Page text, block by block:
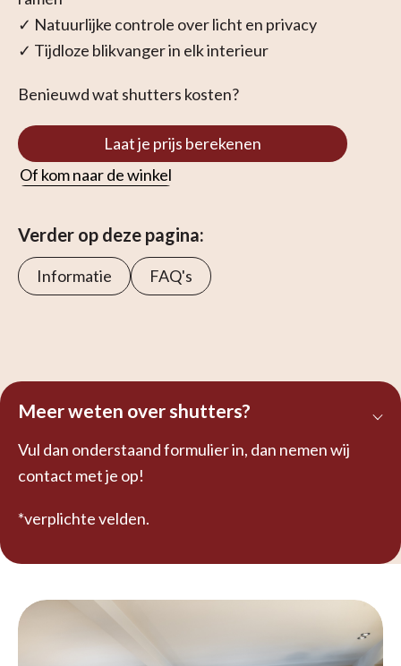
✓ Natuurlijke controle over licht en privacy
✓ Tijdloze blikvanger in elk interieur
Benieuwd wat shutters kosten?
Laat je prijs berekenen
Of kom naar de winkel
Verder op deze pagina:
Informatie FAQ's
Meer weten over shutters?
Vul dan onderstaand formulier in, dan nemen wij
contact met je op!
*verplichte velden.